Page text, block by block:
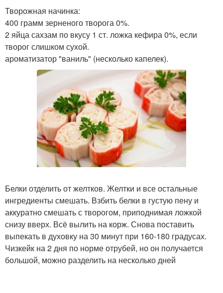
Творожная начинка:
400 грамм зерненого творога 0%.
2 яйца сахзам по вкусу 1 ст. ложка кефира 0%, если
творог слишком сухой.
ароматизатор "ваниль" (несколько капелек).
Белки отделить от желтков. Желтки и все остальные
ингредиенты смешать. Взбить белки в густую пену и
аккуратно смешать с творогом, приподнимая ложкой
снизу вверх. Всё вылить на корж. Снова поставить
выпекать в духовку на 30 минут при 160-180 градусах.
Чизкейк на 2 дня по норме отрубей, но он получается
большой, можно разделить на несколько дней